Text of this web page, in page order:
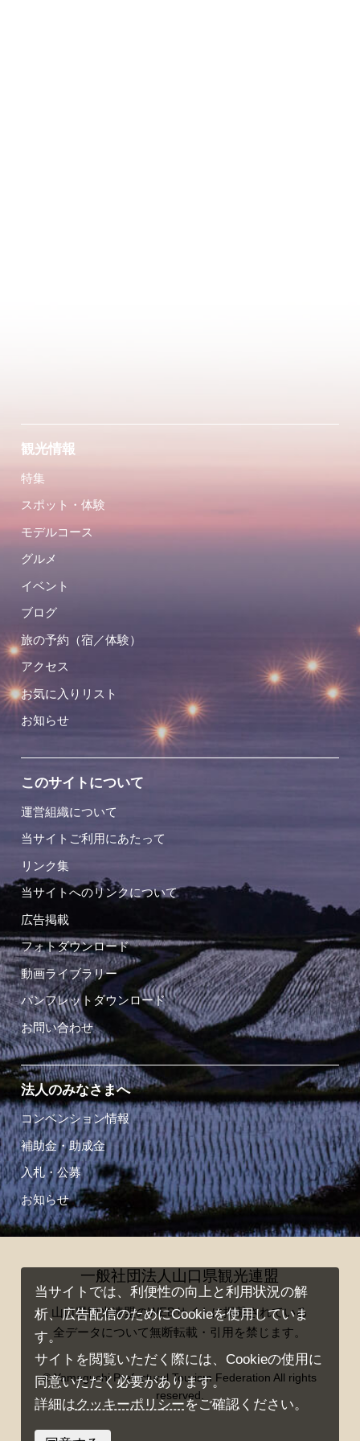
観光情報
特集
スポット・体験
モデルコース
グルメ
イベント
ブログ
旅の予約（宿／体験）
アクセス
お気に入りリスト
お知らせ
このサイトについて
運営組織について
当サイトご利用にあたって
リンク集
当サイトへのリンクについて
広告掲載
フォトダウンロード
動画ライブラリー
パンフレットダウンロード
お問い合わせ
法人のみなさまへ
コンベンション情報
補助金・助成金
入札・公募
お知らせ
一般社団法人山口県観光連盟
山口県観光連盟のWEBサイトに掲載されている
全データについて無断転載・引用を禁じます。
© Yamaguchi Prefectural Tourism Federation All rights
reserved.
当サイトでは、利便性の向上と利用状況の解
析、広告配信のためにCookieを使用していま
す。
サイトを閲覧いただく際には、Cookieの使用に
同意いただく必要があります。
詳細はクッキーポリシーをご確認ください。